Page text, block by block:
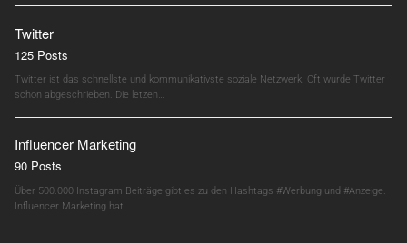
Twitter
125 Posts
Twitter ist das schnellste und kommunikativste soziale Netzwerk. Oft wurde Twitter
schon abgeschrieben. Die letzen…
Influencer Marketing
90 Posts
Über 500.000 Instagram Beiträge gibt es zu den Hashtags #Werbung und #Anzeige.
Influencer Marketing hat…